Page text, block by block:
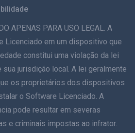
APENAS PARA USO LEGAL. A
Licenciado em um dispositivo que
constitui uma violação da lei
jurisdição local. A lei geralmente
os proprietários dos dispositivos
o Software Licenciado. A
pode resultar em severas
e criminais impostas ao infrator.